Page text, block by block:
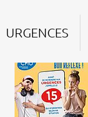
URGENCES